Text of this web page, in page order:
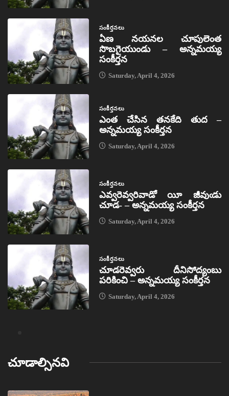
సంకీర్తనలు
ఏణ నయనల చూపులెంత
సొబగైయుండు – అన్నమయ్య
సంకీర్తన
Saturday, April 4, 2026
సంకీర్తనలు
ఎంత చేసిన తనకేది తుద –
అన్నమయ్య సంకీర్తన
Saturday, April 4, 2026
సంకీర్తనలు
ఎవ్వరెవ్వరివాడో యీ జీవుఁడు
చూడ- – అన్నమయ్య సంకీర్తన
Saturday, April 4, 2026
సంకీర్తనలు
చూడరెవ్వరు దీనిసోద్యంబు
పరికించి – అన్నమయ్య సంకీర్తన
Saturday, April 4, 2026
చూడాల్సినవి